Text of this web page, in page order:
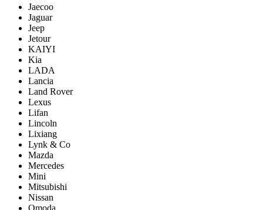
Jaecoo
Jaguar
Jeep
Jetour
KAIYI
Kia
LADA
Lancia
Land Rover
Lexus
Lifan
Lincoln
Lixiang
Lynk & Co
Mazda
Mercedes
Mini
Mitsubishi
Nissan
Omoda